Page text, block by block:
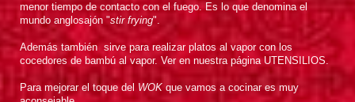
menor tiempo de contacto con el fuego. Es lo que denomina el
mundo anglosajón "stir frying".
Además también sirve para realizar platos al vapor con los
cocedores de bambú al vapor. Ver en nuestra página UTENSILIOS.
Para mejorar el toque del WOK que vamos a cocinar es muy